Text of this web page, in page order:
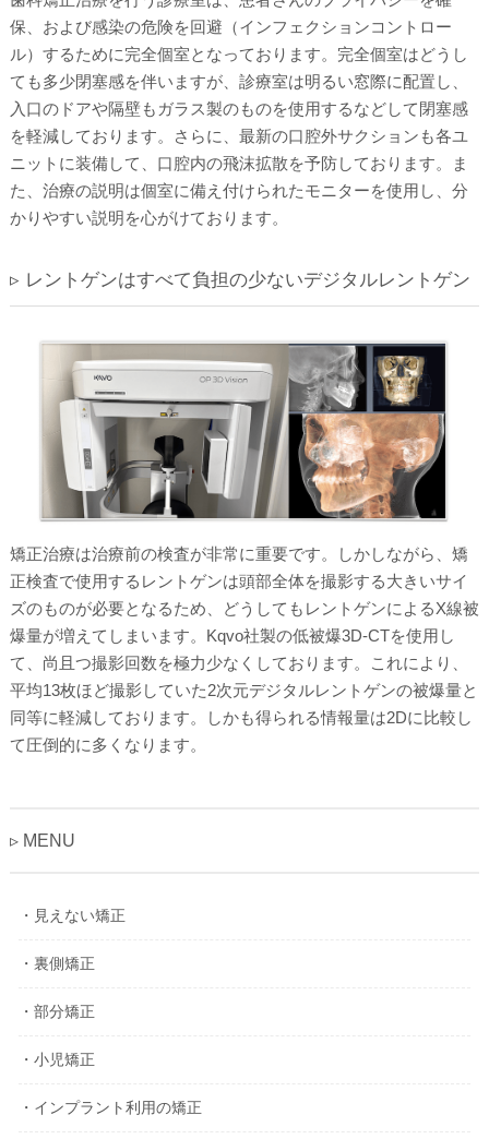
保、および感染の危険を回避（インフェクションコントロー
ル）するために完全個室となっております。完全個室はどうし
ても多少閉塞感を伴いますが、診療室は明るい窓際に配置し、
入口のドアや隔壁もガラス製のものを使用するなどして閉塞感
を軽減しております。さらに、最新の口腔外サクションも各ユ
ニットに装備して、口腔内の飛沫拡散を予防しております。ま
た、治療の説明は個室に備え付けられたモニターを使用し、分
かりやすい説明を心がけております。
▹ レントゲンはすべて負担の少ないデジタルレントゲン
矯正治療は治療前の検査が非常に重要です。しかしながら、矯
正検査で使用するレントゲンは頭部全体を撮影する大きいサイ
ズのものが必要となるため、どうしてもレントゲンによるX線被
爆量が増えてしまいます。Kqvo社製の低被爆3D-CTを使用し
て、尚且つ撮影回数を極力少なくしております。これにより、
平均13枚ほど撮影していた2次元デジタルレントゲンの被爆量と
同等に軽減しております。しかも得られる情報量は2Dに比較し
て圧倒的に多くなります。
▹ MENU
・見えない矯正
・裏側矯正
・部分矯正
・小児矯正
・インプラント利用の矯正